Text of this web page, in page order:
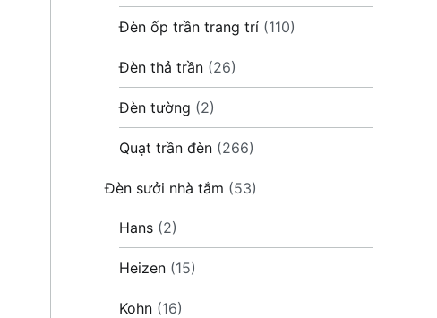
Đèn ốp trần trang trí (110)
Đèn thả trần (26)
Đèn tường (2)
Quạt trần đèn (266)
Đèn sưởi nhà tắm (53)
Hans (2)
Heizen (15)
Kohn (16)